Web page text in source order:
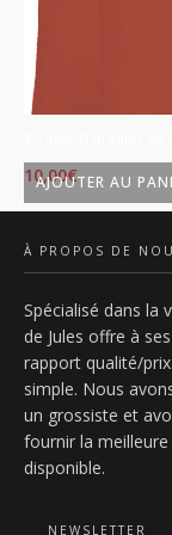
AJOUTER AU
10,00€
À PROPOS DE
Spécialisé dans la
de Jules offre à
rapport qualité/
simple. Nous
un grossiste et
fournir la
disponible.
NEWSLETTER